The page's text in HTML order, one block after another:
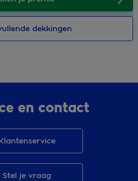
dekkingen
en contact
Stel je vraag